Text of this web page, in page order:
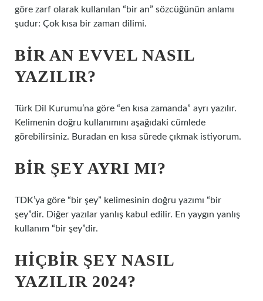
göre zarf olarak kullanılan “bir an” sözcüğünün anlamı
şudur: Çok kısa bir zaman dilimi.
BIR AN EVVEL NASIL
YAZILIR?
Türk Dil Kurumu’na göre “en kısa zamanda” ayrı yazılır.
Kelimenin doğru kullanımını aşağıdaki cümlede
görebilirsiniz. Buradan en kısa sürede çıkmak istiyorum.
BIR ŞEY AYRI MI?
TDK’ya göre “bir şey” kelimesinin doğru yazımı “bir
şey”dir. Diğer yazılar yanlış kabul edilir. En yaygın yanlış
kullanım “bir şey”dir.
HIÇBIR ŞEY NASIL
YAZILIR 2024?